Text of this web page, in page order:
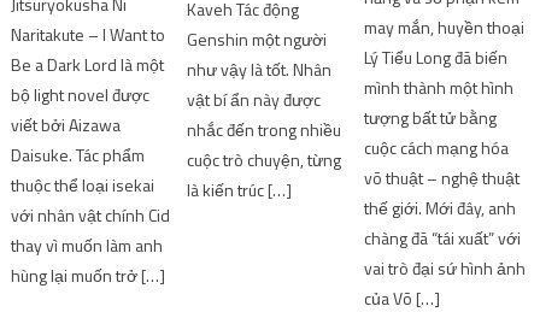
Naritakute – I Want to
Be a Dark Lord là một
bộ light novel được
viết bởi Aizawa
Daisuke. Tác phẩm
thuộc thể loại isekai
với nhân vật chính Cid
thay vì muốn làm anh
hùng lại muốn trở […]
Kaveh Tác động
Genshin một người
như vậy là tốt. Nhân
vật bí ẩn này được
nhắc đến trong nhiều
cuộc trò chuyện, từng
là kiến ​​trúc […]
may mắn, huyền thoại
Lý Tiểu Long đã biến
mình thành một hình
tượng bất tử bằng
cuộc cách mạng hóa
võ thuật – nghệ thuật
thế giới. Mới đây, anh
chàng đã “tái xuất” với
vai trò đại sứ hình ảnh
của Võ […]